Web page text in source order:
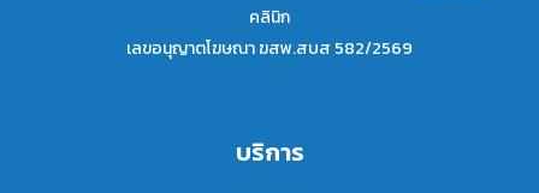
คลินิก
เลขอนุญาตโฆษณา ฆสพ.สบส 582/2569
บริการ